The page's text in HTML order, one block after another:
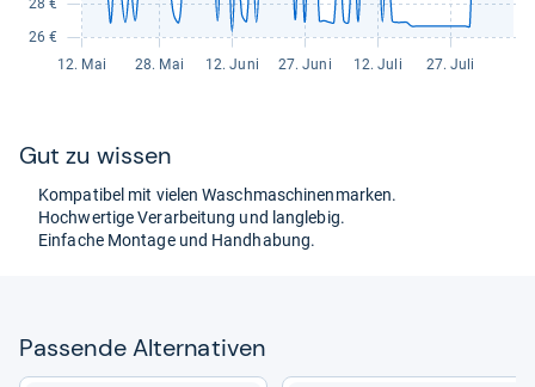
Gut zu wis­sen
Kom­pa­ti­bel mit vie­len Wasch­ma­schi­nen­mar­ken.
Hoch­wer­tige Ver­ar­bei­tung und lang­le­big.
Ein­fa­che Mon­tage und Hand­ha­bung.
Pas­sende Alter­na­ti­ven